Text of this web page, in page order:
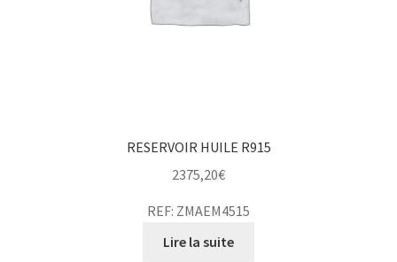
RESERVOIR HUILE R915
2375,20€
REF: ZMAEM4515
Lire la suite